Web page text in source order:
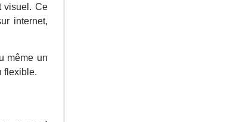
visuel. Ce
internet,
même un
flexible.